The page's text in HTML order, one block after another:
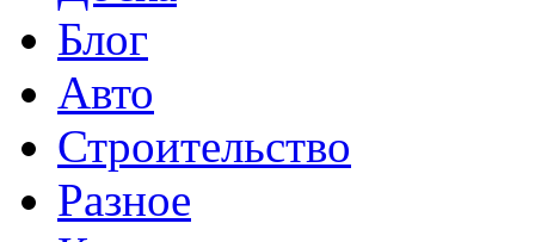
Блог
Авто
Строительство
Разное